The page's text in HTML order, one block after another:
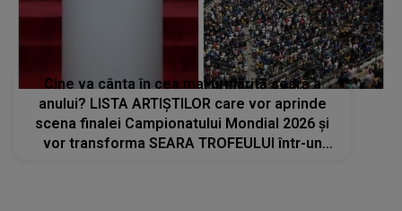
Cine va cânta în cea mai urmărită seară a
anului? LISTA ARTIȘTILOR care vor aprinde
scena finalei Campionatului Mondial 2026 și
vor transforma SEARA TROFEULUI într-un